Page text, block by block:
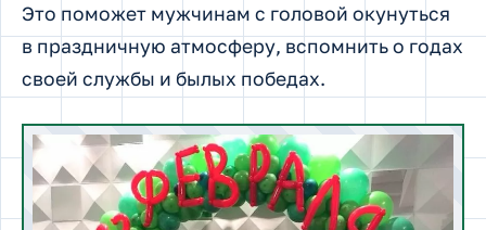
Это поможет мужчинам с головой окунуться
в праздничную атмосферу, вспомнить о годах
своей службы и былых победах.